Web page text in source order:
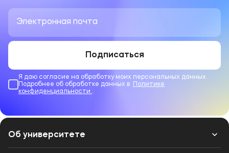
Подписаться
Я даю согласие на обработку моих персональных данных.
Подробнее об обработке данных в
Политике
конфиденциальности .
Об университете